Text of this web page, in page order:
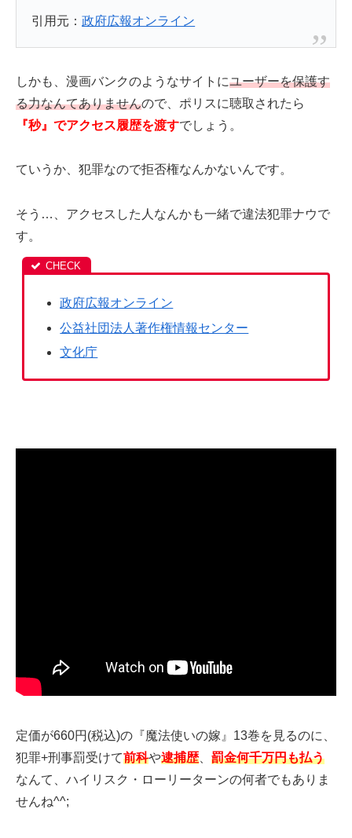
引用元：政府広報オンライン
しかも、漫画バンクのようなサイトにユーザーを保護す
る力なんてありませんので、ポリスに聴取されたら
『秒』でアクセス履歴を渡すでしょう。
ていうか、犯罪なので拒否権なんかないんです。
そう…、アクセスした人なんかも一緒で違法犯罪ナウで
す。
政府広報オンライン
公益社団法人著作権情報センター
文化庁
定価が660円(税込)の『魔法使いの嫁』13巻を見るのに、
犯罪+刑事罰受けて前科や逮捕歴、 罰金何千万円も払う
なんて、ハイリスク・ローリーターンの何者でもありま
せんね^^;